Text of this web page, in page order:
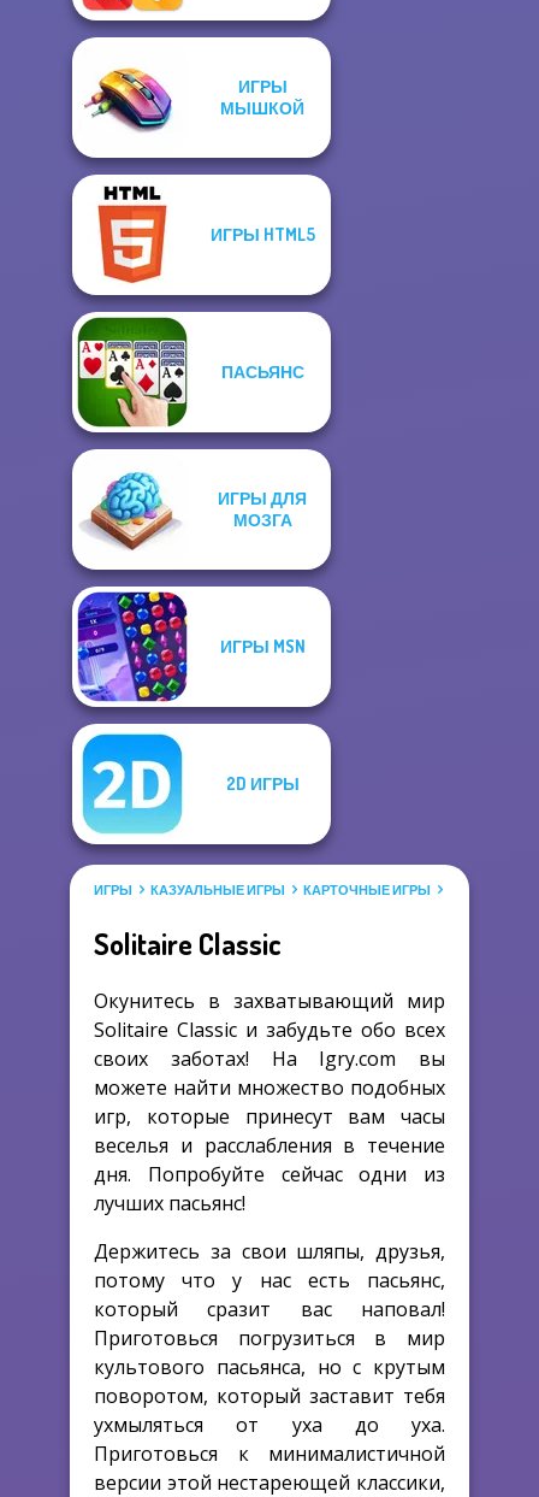
ИГРЫ
МЫШКОЙ
ИГРЫ HTML5
ПАСЬЯНС
ИГРЫ ДЛЯ
МОЗГА
ИГРЫ MSN
2D ИГРЫ
ИГРЫ КАЗУАЛЬНЫЕ ИГРЫ КАРТОЧНЫЕ ИГРЫ ПАСЬЯНС
Solitaire Classic
Окунитесь в захватывающий мир
Solitaire Classic и забудьте обо всех
своих заботах! На Igry.com вы
можете найти множество подобных
игр, которые принесут вам часы
веселья и расслабления в течение
дня. Попробуйте сейчас одни из
лучших пасьянс!
Держитесь за свои шляпы, друзья,
потому что у нас есть пасьянс,
который сразит вас наповал!
Приготовься погрузиться в мир
культового пасьянса, но с крутым
поворотом, который заставит тебя
ухмыляться от уха до уха.
Приготовься к минималистичной
версии этой нестареющей классики,